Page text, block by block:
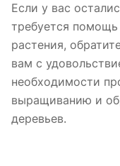
Если у вас
требуется
растения,
вам с
необходимости
выращиванию и
деревьев.